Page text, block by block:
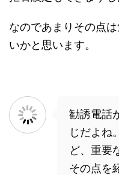
なのであまりその点
いかと思います。
勧誘電話
じだよね
ど、重要
その点を